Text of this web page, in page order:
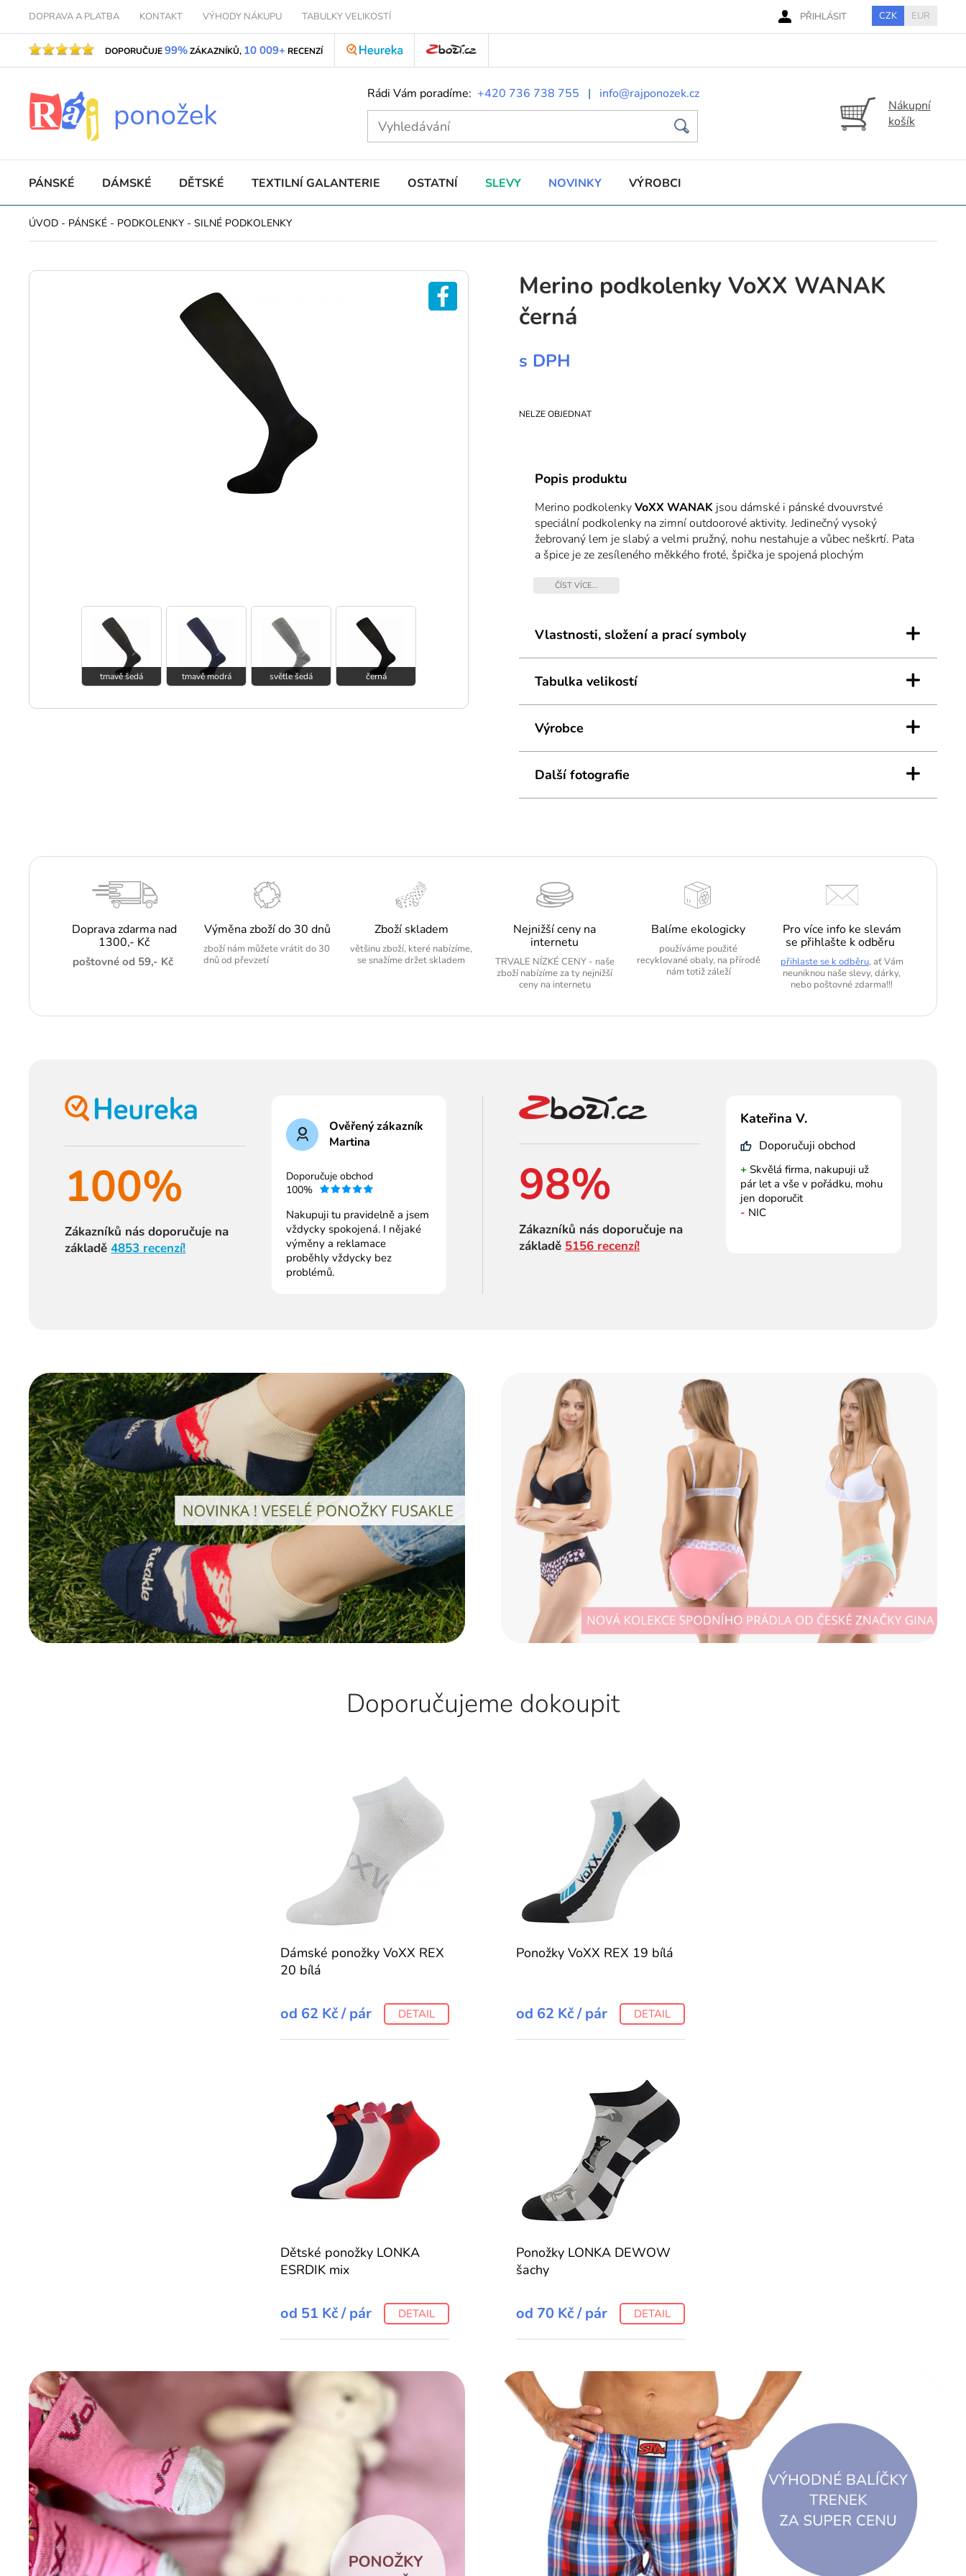
DOPRAVA A PLATBA KONTAKT VÝHODY NÁKUPU TABULKY VELIKOSTÍ PŘIHLÁSIT CZK EUR
DOPORUČUJE99%ZÁKAZNÍKŮ, 10 009+ RECENZÍ
Rádi Vám poradíme: +420 736 738 755 | info@rajponozek.cz
Nákupní
košík
PÁNSKÉ DÁMSKÉ DĚTSKÉ TEXTILNÍ GALANTERIE OSTATNÍ SLEVY NOVINKY VÝROBCI
ÚVOD - PÁNSKÉ - PODKOLENKY -SILNÉ PODKOLENKY
tmavě šedá tmavě modrá světle šedá černá
Merino podkolenky VoXX WANAK
černá
s DPH
NELZE OBJEDNAT
Popis produktu
Merino podkolenkyVoXX WANAK jsou dámské i pánské dvouvrstvé
speciální podkolenky na zimní outdoorové aktivity. Jedinečný vysoký
žebrovaný lem je slabý a velmi pružný, nohu nestahuje a vůbec neškrtí. Pata
a špice je ze zesíleného měkkého froté, špička je spojená plochým
patentovanou technologií TWIN LAYER. Materiály merino vlna a
na turistiku, outdoorové aktivity i celodenní nošení rozmezí teplot od -20°C
ČÍST VÍCE...
Vlastnosti, složení a prací symboly +
Tabulka velikostí +
Výrobce +
Další fotografie +
Doprava zdarma nad
1300,- Kč
poštovné od 59,- Kč
Výměna zboží do 30 dnů
zboží nám můžete vrátit do 30
dnů od převzetí
Zboží skladem
většinu zboží, které nabízíme,
se snažíme držet skladem
Nejnižší ceny na
internetu
TRVALE NÍZKÉ CENY - naše
zboží nabízíme za ty nejnižší
ceny na internetu
Balíme ekologicky
používáme použité
recyklované obaly, na přírodě
nám totiž záleží
Pro více info ke slevám
se přihlašte k odběru
přihlaste se k odběru, ať Vám
neuniknou naše slevy, dárky,
nebo poštovné zdarma!!!
100%
Zákazníků nás doporučuje na
základě4853 recenzí!
Ověřený zákazník
Martina
Doporučuje obchod
100%
Nakupuji tu pravidelně a jsem
vždycky spokojená. I nějaké
výměny a reklamace
proběhly vždycky bez
problémů.
98%
Zákazníků nás doporučuje na
základě 5156 recenzí!
Kateřina V.
Doporučuji obchod
+Skvělá firma, nakupuji už
pár let a vše v pořádku, mohu
jen doporučit
- NIC
Doporučujeme dokoupit
Dámské ponožky VoXX REX
20 bílá
od 62 Kč / pár DETAIL
Ponožky VoXX REX 19 bílá
od 62 Kč / pár DETAIL
Dětské ponožky LONKA
ESRDIK mix
od 51 Kč / pár DETAIL
Ponožky LONKA DEWOW
šachy
od 70 Kč / pár DETAIL